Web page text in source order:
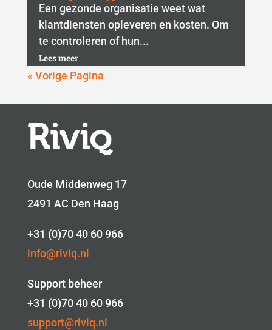
Een gezonde organisatie weet wat
klantdiensten opleveren en kosten. Om
te controleren of hun...
Lees meer
« Vorige Pagina
Oude Middenweg 17
2491 AC Den Haag
+31 (0)70 40 60 966
info@riviq.nl
Support beheer
+31 (0)70 40 60 966
support@riviq.nl